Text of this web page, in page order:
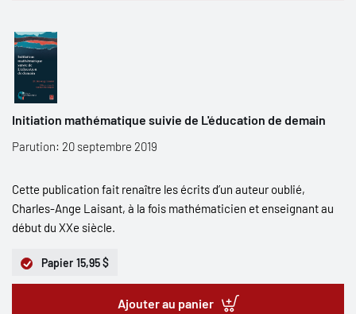
Initiation mathématique suivie de L'éducation de demain
Parution: 20 septembre 2019
Cette publication fait renaître les écrits d’un auteur oublié,
Charles-Ange Laisant, à la fois mathématicien et enseignant au
début du XXe siècle.
Papier 15,95 $
Ajouter au panier